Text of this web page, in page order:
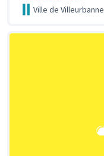
Ville de Villeurbanne